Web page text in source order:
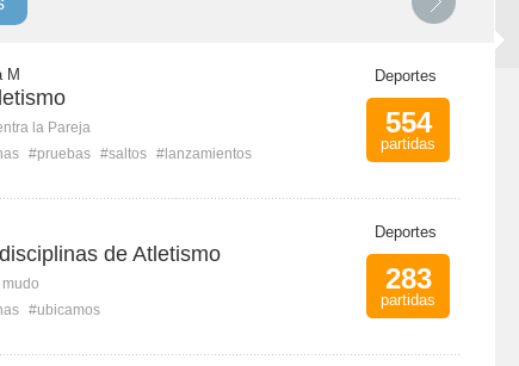
M
la Pareja
#pruebas #saltos #lanzamientos
Deportes
554
partidas
de Atletismo
mudo
#ubicamos
Deportes
283
partidas